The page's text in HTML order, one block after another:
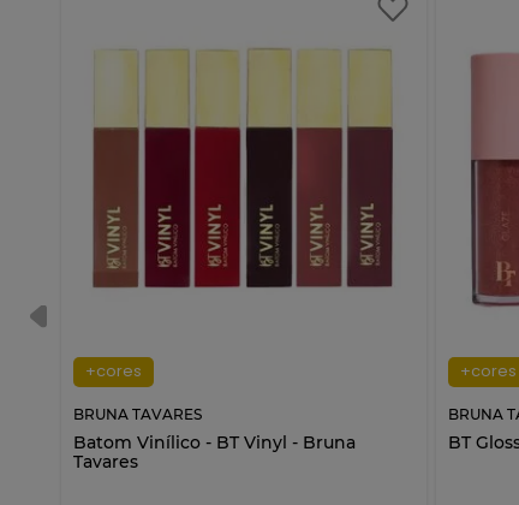
+cores
BRUNA TAVARES
Batom Vinílico - BT Vinyl - Bruna
Tavares
+cores
BRUNA
BT